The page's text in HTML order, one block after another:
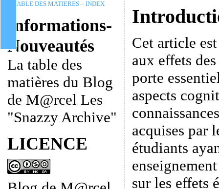
TABLE DES MATIERES – INDEX
Informations-
Nouveautés
La table des
matières du Blog
de M@rcel Les
"Snazzy Archive"
LICENCE
Cet article
aux effets
porte
aspects
acquises par
étudiants
sur les effets